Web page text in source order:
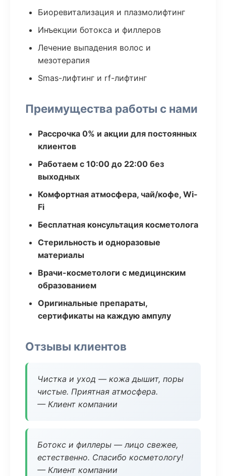
Биоревитализация и плазмолифтинг
Инъекции ботокса и филлеров
Лечение выпадения волос и
мезотерапия
Smas-лифтинг и rf-лифтинг
Преимущества работы с нами
Рассрочка 0% и акции для постоянных
клиентов
Работаем с 10:00 до 22:00 без
выходных
Комфортная атмосфера, чай/кофе, Wi-
Fi
Бесплатная консультация косметолога
Стерильность и одноразовые
материалы
Врачи-косметологи с медицинским
образованием
Оригинальные препараты,
сертификаты на каждую ампулу
Отзывы клиентов
Чистка и уход — кожа дышит, поры
чистые. Приятная атмосфера.
— Клиент компании
Ботокс и филлеры — лицо свежее,
естественно. Спасибо косметологу!
— Клиент компании